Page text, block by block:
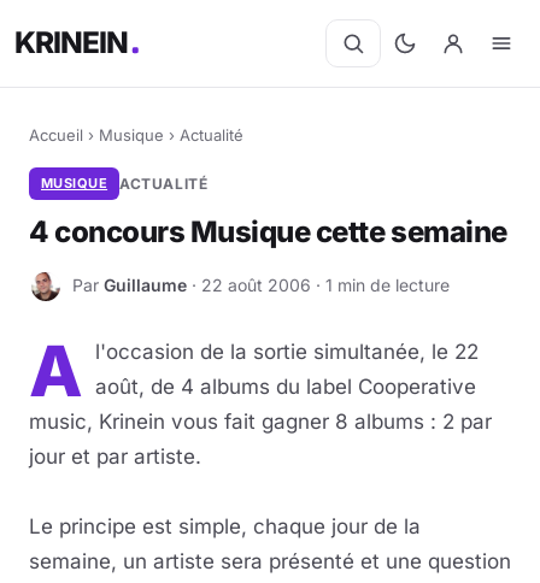
KRINEIN
Accueil › Musique › Actualité
MUSIQUE ACTUALITÉ
4 concours Musique cette semaine
G Par Guillaume · 22 août 2006 · 1 min de lecture
A l'occasion de la sortie simultanée, le 22
août, de 4 albums du label Cooperative
music, Krinein vous fait gagner 8 albums : 2 par
jour et par artiste.
Le principe est simple, chaque jour de la
semaine, un artiste sera présenté et une question